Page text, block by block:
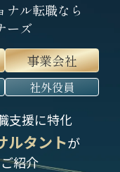
ナル転職なら
ーズ
事業会社
社外役員
支援に特化
ルタントが
紹介